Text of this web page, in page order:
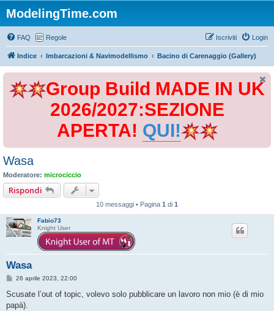
ModelingTime.com
FAQ Regole Login
Iscriviti
Indice Imbarcazioni & Navimodellismo Bacino di Carenaggio (Gallery)
Group Build MADE IN UK
2026/2027:SEZIONE
APERTA! QUI!
Wasa
Moderatore: microciccio
Rispondi
10 messaggi • Pagina 1 di 1
Fabio73
Knight User
Wasa
M
s
a
26 aprile 2023, 22:00
Scusate l’out of topic, volevo solo pubblicare un lavoro non mio (è di mio
papà).